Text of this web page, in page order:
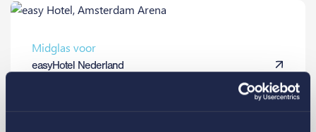
Midglas voor
easyHotel Nederland